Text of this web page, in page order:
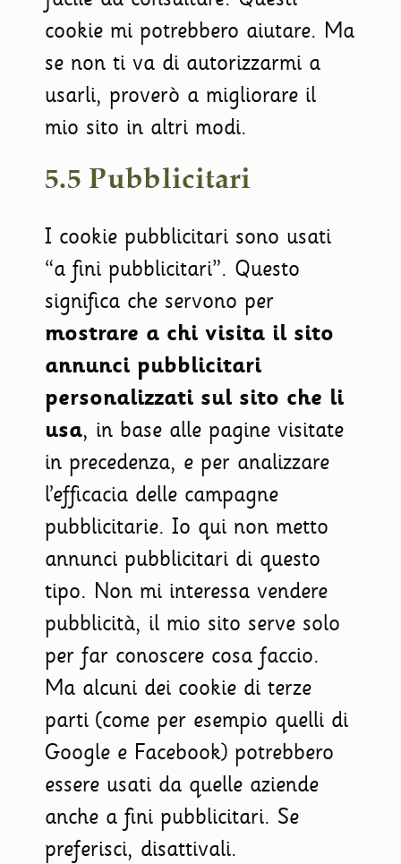
cookie mi potrebbero aiutare. Ma
se non ti va di autorizzarmi a
usarli, proverò a migliorare il
mio sito in altri modi.
5.5 Pubblicitari
I cookie pubblicitari sono usati
“a fini pubblicitari”. Questo
significa che servono per
mostrare a chi visita il sito
annunci pubblicitari
personalizzati sul sito che li
usa, in base alle pagine visitate
in precedenza, e per analizzare
l’efficacia delle campagne
pubblicitarie. Io qui non metto
annunci pubblicitari di questo
tipo. Non mi interessa vendere
pubblicità, il mio sito serve solo
per far conoscere cosa faccio.
Ma alcuni dei cookie di terze
parti (come per esempio quelli di
Google e Facebook) potrebbero
essere usati da quelle aziende
anche a fini pubblicitari. Se
preferisci, disattivali.